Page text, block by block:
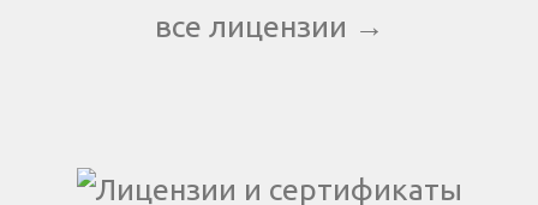
все лицензии →